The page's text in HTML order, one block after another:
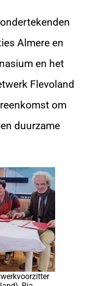
Almere en
en het
Flevoland
om
duurzame